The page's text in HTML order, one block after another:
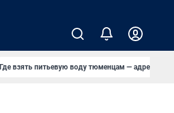
Где взять питьевую воду тюменцам — адреса